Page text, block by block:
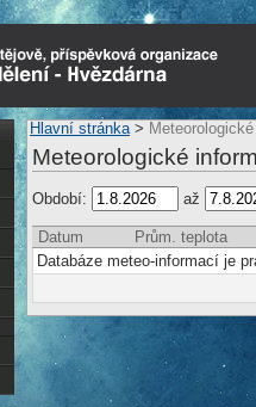
Hlavní stránka>
Meteorologické
Období: až
Datum
Prům. teplota
Databáze meteo-informací je